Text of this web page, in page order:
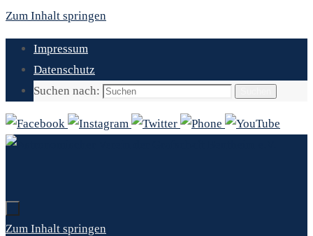
Zum Inhalt springen
Impressum
Datenschutz
Suchen nach:
Zum Inhalt springen